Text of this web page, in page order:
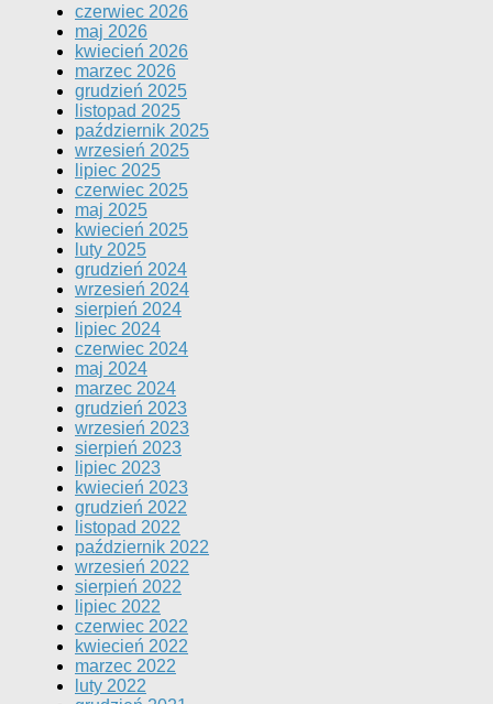
czerwiec 2026
maj 2026
kwiecień 2026
marzec 2026
grudzień 2025
listopad 2025
październik 2025
wrzesień 2025
lipiec 2025
czerwiec 2025
maj 2025
kwiecień 2025
luty 2025
grudzień 2024
wrzesień 2024
sierpień 2024
lipiec 2024
czerwiec 2024
maj 2024
marzec 2024
grudzień 2023
wrzesień 2023
sierpień 2023
lipiec 2023
kwiecień 2023
grudzień 2022
listopad 2022
październik 2022
wrzesień 2022
sierpień 2022
lipiec 2022
czerwiec 2022
kwiecień 2022
marzec 2022
luty 2022